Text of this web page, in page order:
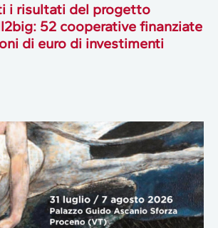
i risultati del progetto
52 cooperative finanziate
di euro di investimenti